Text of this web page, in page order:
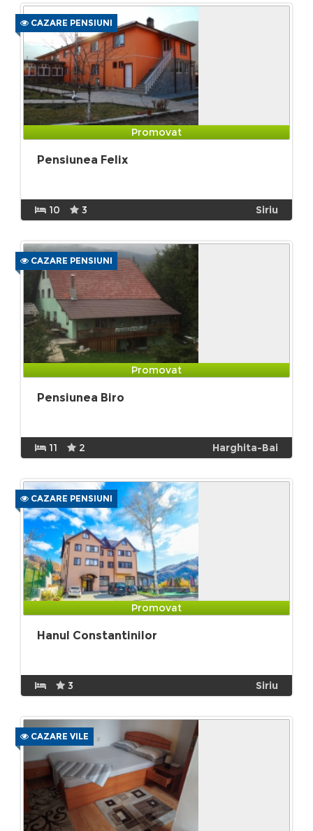
CAZARE PENSIUNI
Promovat
Pensiunea Felix
10 3 Siriu
CAZARE PENSIUNI
Promovat
Pensiunea Biro
11 2 Harghita-Bai
CAZARE PENSIUNI
Promovat
Hanul Constantinilor
3 Siriu
CAZARE VILE